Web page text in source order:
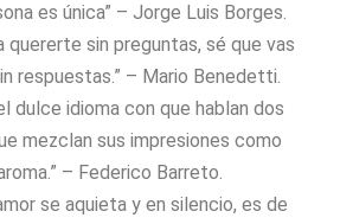
es única” – Jorge Luis Borges.
quererte sin preguntas, sé que vas
respuestas.” – Mario Benedetti.
dulce idioma con que hablan dos
mezclan sus impresiones como
– Federico Barreto.
se aquieta y en silencio, es de